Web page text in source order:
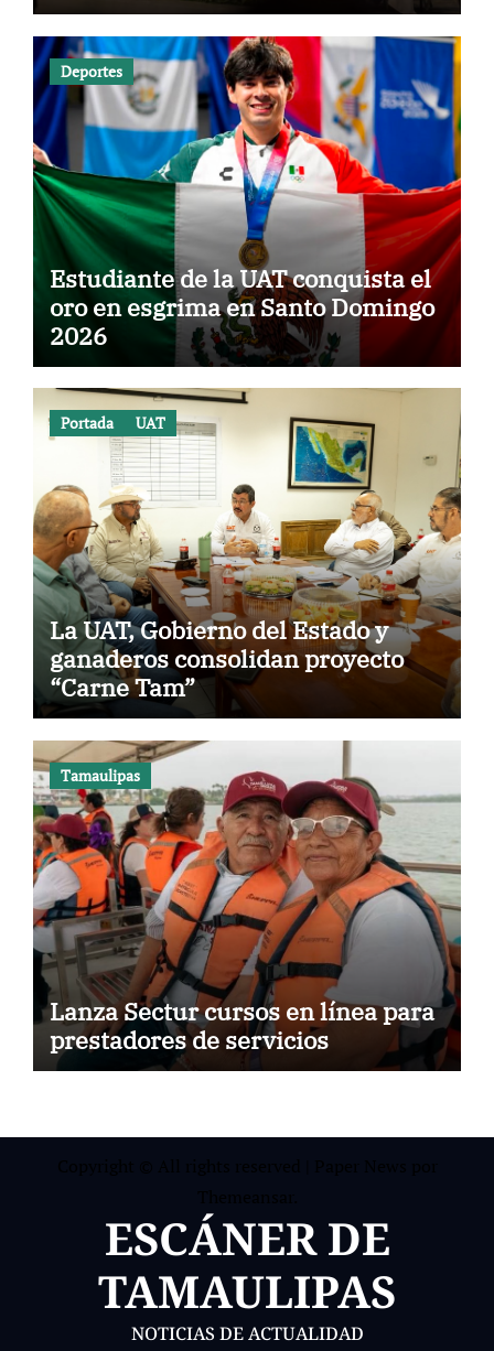
Deportes
Estudiante de la UAT conquista el
oro en esgrima en Santo Domingo
2026
Portada UAT
La UAT, Gobierno del Estado y
ganaderos consolidan proyecto
“Carne Tam”
Tamaulipas
Lanza Sectur cursos en línea para
prestadores de servicios
ESCÁNER DE
TAMAULIPAS
NOTICIAS DE ACTUALIDAD